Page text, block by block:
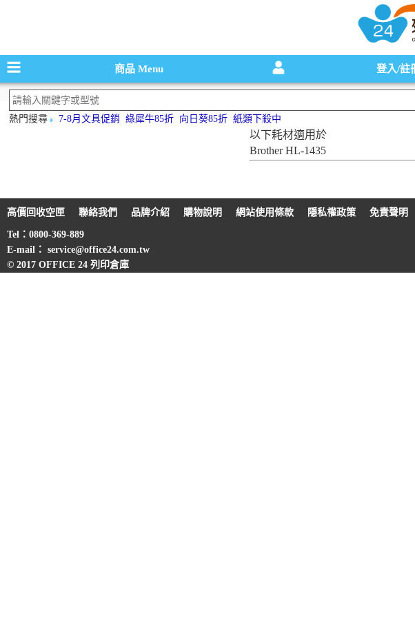
碳粉匣，墨水匣,原廠碳粉匣，副廠碳
商品Menu 登入/註
熱門搜尋 7-8月文具促銷 綠犀牛85折 向日葵85折 紙類下殺中
以下耗材適用於
Brother HL-1435
高價回收空匣 聯絡我們 品牌介紹 購物說明 網站使用條款 隱私權政策 免責聲明
Tel：0800-369-889
E-mail： service@office24.com.tw
© 2017 OFFICE 24 列印倉庫